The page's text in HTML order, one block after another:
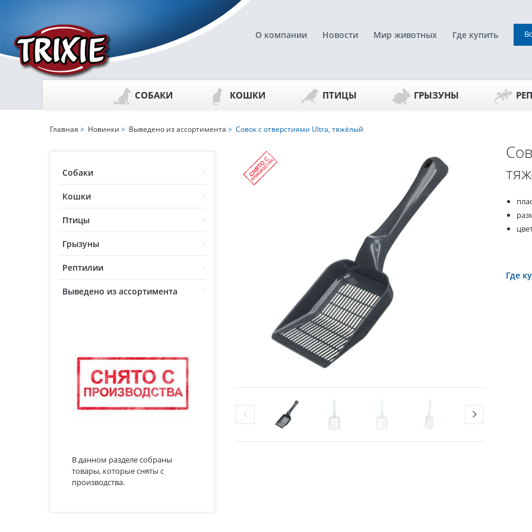
О компании Новости Мир животных Где купить
СОБАКИ КОШКИ ПТИЦЫ ГРЫЗУНЫ
Собаки
Кошки
Птицы
Грызуны
Рептилии
Выведено из ассортимента
В данном разделе собраны
товары, которые сняты с
производства.
Главная > Новинки > Выведено из ассортимента > Совок с отверстиями Ultra, тяжёлый
Где